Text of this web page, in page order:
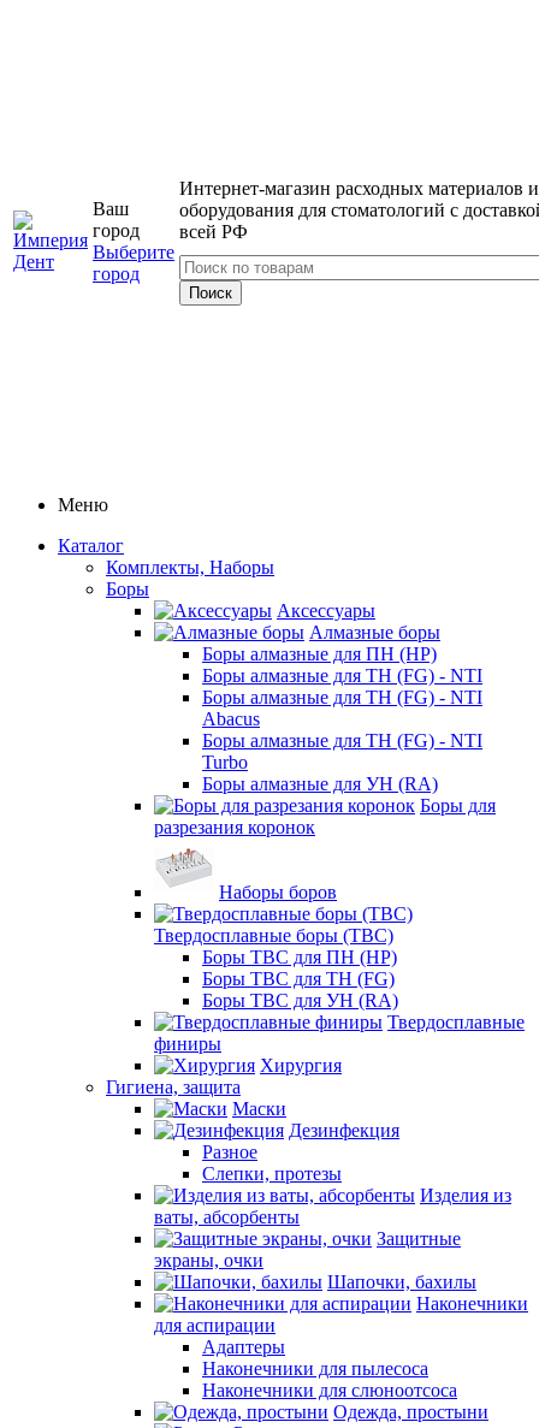
Ваш
город
Выберите
город
Интернет-магазин расходных материалов и
оборудования для стоматологий с
всей РФ
Меню
Каталог
Комплекты, Наборы
Боры
Аксессуары
Алмазные боры
Боры алмазные для ПН (HP)
Боры алмазные для ТН (FG) - NTI
Боры алмазные для ТН (FG) - NTI
Abacus
Боры алмазные для ТН (FG) - NTI
Turbo
Боры алмазные для УН (RA)
Боры для
разрезания коронок
Наборы боров
Твердосплавные боры (ТВС)
Боры ТВС для ПН (HP)
Боры ТВС для ТН (FG)
Боры ТВС для УН (RA)
Твердосплавные
финиры
Хирургия
Гигиена, защита
Маски
Дезинфекция
Разное
Слепки, протезы
Изделия из
ваты, абсорбенты
Защитные
экраны, очки
Шапочки, бахилы
Наконечники
для аспирации
Адаптеры
Наконечники для пылесоса
Наконечники для слюноотсоса
Одежда, простыни